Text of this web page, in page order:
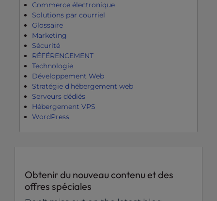
Commerce électronique
Solutions par courriel
Glossaire
Marketing
Sécurité
RÉFÉRENCEMENT
Technologie
Développement Web
Stratégie d'hébergement web
Serveurs dédiés
Hébergement VPS
WordPress
Obtenir du nouveau contenu et des
offres spéciales